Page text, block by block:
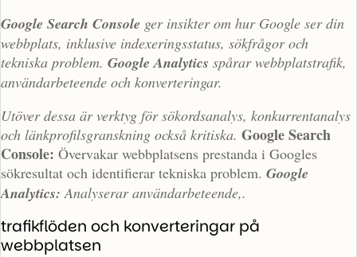
Google Search Console ger insikter om hur Google ser din
webbplats, inklusive indexeringsstatus, sökfrågor och
tekniska problem. Google Analytics spårar webbplatstrafik,
användarbeteende och konverteringar.
Utöver dessa är verktyg för sökordsanalys, konkurrentanalys
och länkprofilsgranskning också kritiska. Google Search
Console: Övervakar webbplatsens prestanda i Googles
sökresultat och identifierar tekniska problem. Google
Analytics: Analyserar användarbeteende,.
trafikflöden och konverteringar på
webbplatsen